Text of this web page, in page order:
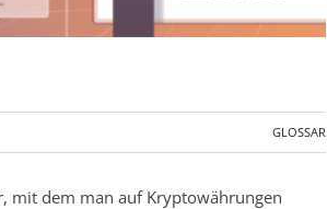
GLOSSAR
mit dem man auf Kryptowährungen